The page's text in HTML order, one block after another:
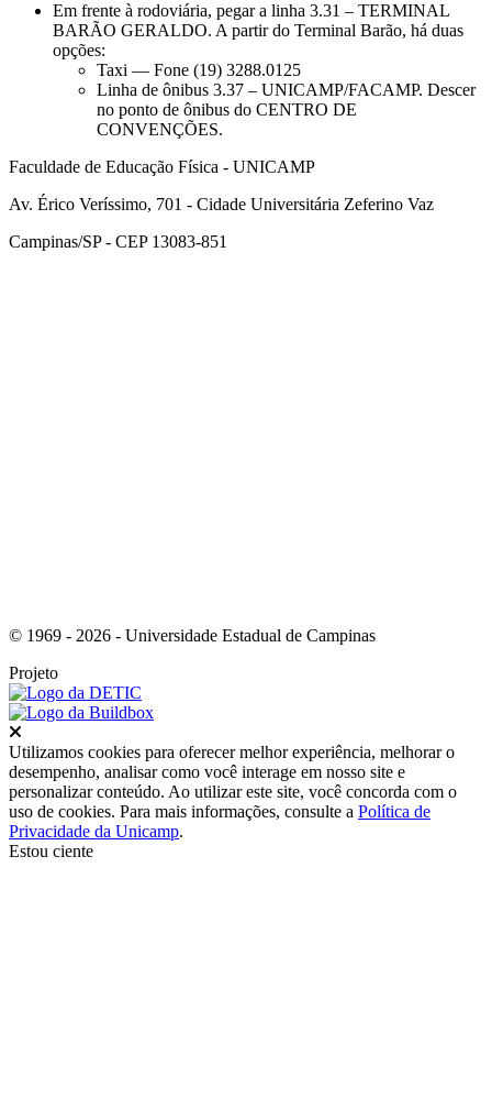
Em frente à rodoviária, pegar a linha 3.31 – TERMINAL
BARÃO GERALDO. A partir do Terminal Barão, há duas
opções:
Taxi — Fone (19) 3288.0125
Linha de ônibus 3.37 – UNICAMP/FACAMP. Descer
no ponto de ônibus do CENTRO DE
CONVENÇÕES.
Faculdade de Educação Física - UNICAMP
Av. Érico Veríssimo, 701 - Cidade Universitária Zeferino Vaz
Campinas/SP - CEP 13083-851
© 1969 - 2026 - Universidade Estadual de Campinas
Projeto
Utilizamos cookies para oferecer melhor experiência, melhorar o
desempenho, analisar como você interage em nosso site e
personalizar conteúdo. Ao utilizar este site, você concorda com o
uso de cookies. Para mais informações, consulte a Política de
Privacidade da Unicamp.
Estou ciente